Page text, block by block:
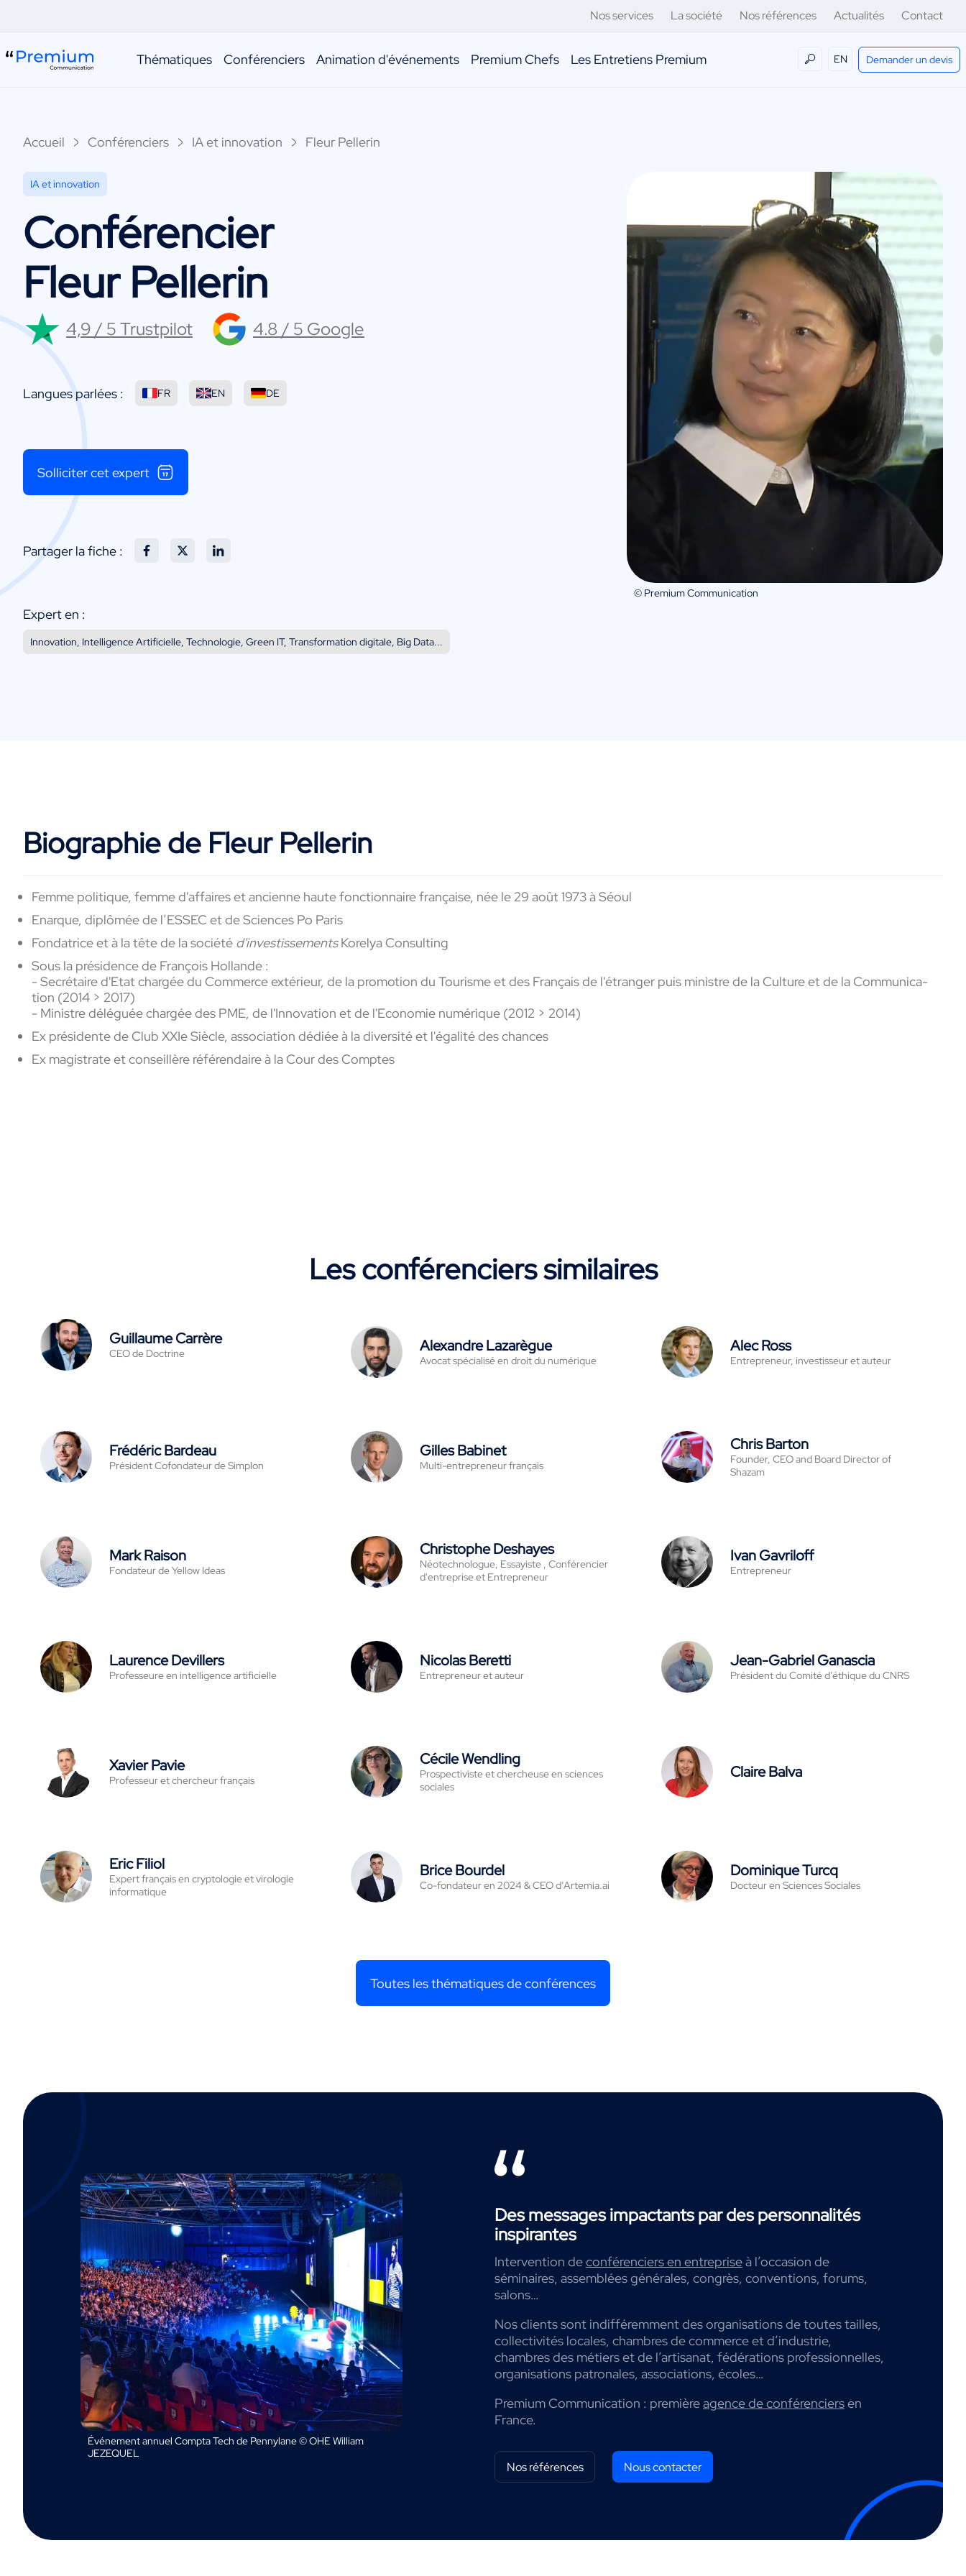
Nos services La société Nos références Actualités Contact
Thématiques Conférenciers Animation d'événements Premium Chefs Les Entretiens Premium EN Demander un devis
Accueil Conférenciers IA et innovation Fleur Pellerin
© Premium Communication
IA et innovation
Conférencier
Fleur Pellerin
4,9 / 5 Trustpilot 4.8 / 5 Google
Langues parlées : FR EN DE
Solliciter cet expert
Partager la fiche :
Expert en :
Innovation, Intelligence Artificielle, Technologie, Green IT, Transformation digitale, Big Data...
Biographie de Fleur Pellerin
Femme politique, femme d'affaires et ancienne haute fonctionnaire française, née le 29 août 1973 à Séoul
Enarque, diplômée de l’ESSEC et de Sciences Po Paris
Fondatrice et à la tête de la société d'investissementsKorelya Consulting
Sous la présidence de François Hollande :
- Secré­taire d'Etat char­gée du Commerce exté­rieur, de la promo­tion du Tourisme et des Français de l'étran­ger puis ministre de la Culture et de la Commu­ni­ca­
tion (2014 > 2017)
- Ministre délé­guée char­gée des PME, de l'Inno­va­tion et de l'Econo­mie numé­rique (2012 > 2014)
Ex présidente de Club XXIe Siècle, asso­cia­tion dédiée à la diver­sité et l'égalité des chances
Ex magis­trate et conseillère réfé­ren­daire à la Cour des Comptes
Les conférenciers similaires
Guillaume Carrère
CEO de Doctrine Alexandre Lazarègue
Avocat spécialisé en droit du numérique
Alec Ross
Entrepreneur, investisseur et auteur
Frédéric Bardeau
Président Cofondateur de Simplon
Gilles Babinet
Multi-entrepreneur français
Chris Barton
Founder, CEO and Board Director of
Shazam
Mark Raison
Fondateur de Yellow Ideas
Christophe Deshayes
Néotechnologue, Essayiste , Conférencier
d'entreprise et Entrepreneur
Ivan Gavriloff
Entrepreneur
Laurence Devillers
Professeure en intelligence artificielle
Nicolas Beretti
Entrepreneur et auteur
Jean-Gabriel Ganascia
Président du Comité d’éthique du CNRS
Xavier Pavie
Professeur et chercheur français
Cécile Wendling
Prospectiviste et chercheuse en sciences
sociales
Claire Balva
Eric Filiol
Expert français en cryptologie et virologie
informatique
Brice Bourdel
Co-fondateur en 2024 & CEO d’Artemia.ai
Dominique Turcq
Docteur en Sciences Sociales
Toutes les thématiques de conférences
Événement annuel Compta Tech de Pennylane © OHE William
JEZEQUEL
Des messages impactants par des personnalités
inspirantes
Intervention deconférenciers en entrepriseà l’occasion de
séminaires, assemblées générales, congrès, conventions, forums,
salons…
Nos clients sont indifféremment des organisations de toutes tailles,
collectivités locales, chambres de commerce et d’industrie,
chambres des métiers et de l’artisanat, fédérations professionnelles,
organisations patronales, associations, écoles…
Premium Communication : premièreagence de conférenciersen
France.
Nos références Nous contacter